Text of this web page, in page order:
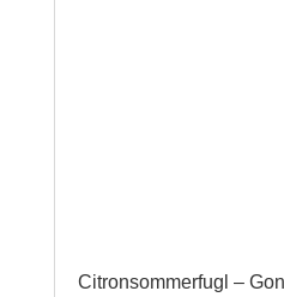
Citronsommerfugl –